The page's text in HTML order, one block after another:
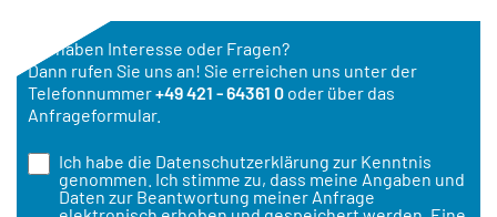
Sie haben Interesse oder Fragen?
Dann rufen Sie uns an! Sie erreichen uns unter der
Telefonnummer+49 421 - 64361 0 oder über das
Anfrageformular.
Ich habe die Datenschutzerklärung zur Kenntnis
genommen. Ich stimme zu, dass meine Angaben und
Daten zur Beantwortung meiner Anfrage